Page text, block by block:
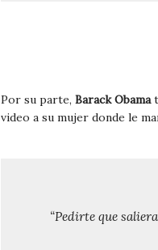
Por su parte, Barack Obama
video a su mujer donde le
“Pedirte que